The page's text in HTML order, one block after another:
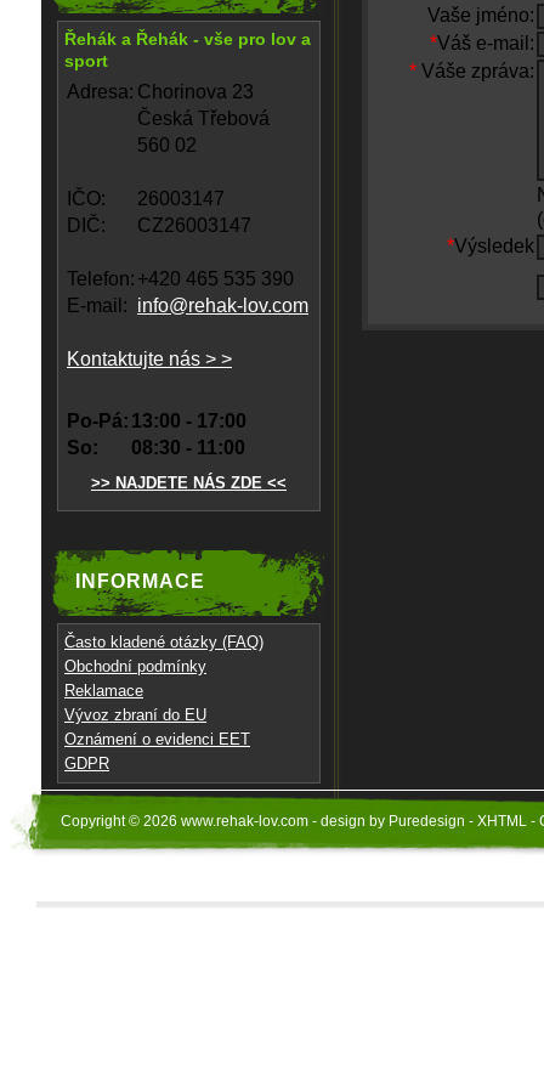
Řehák a Řehák - vše pro lov a
sport
Adresa: Chorinova 23
Česká Třebová
560 02
IČO:
26003147
DIČ:
CZ26003147
Telefon: +420 465 535 390
E-mail: info@rehak-lov.com
Kontaktujte nás > >
Po-Pá: 13:00 - 17:00
So:
08:30 - 11:00
>> NAJDETE NÁS ZDE <<
INFORMACE
Často kladené otázky (FAQ)
Obchodní podmínky
Reklamace
Vývoz zbraní do EU
Oznámení o evidenci EET
GDPR
Vaše jméno:
*Váš e-mail:
* Váše zpráva:
*Výsledek
Copyright © 2026 www.rehak-lov.com - design by Puredesign - XHTML -